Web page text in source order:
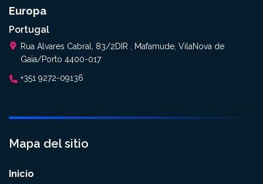
Europa
Portugal
Rua Alvares Cabral, 83/2DIR , Mafamude, VilaNova de
Gaia/Porto 4400-017
+351 9272-09136
Mapa del sitio
Inicio